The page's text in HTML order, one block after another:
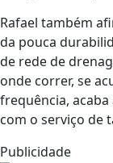
Rafael também
da pouca
de rede de
onde correr, se
frequência,
com o serviço de
Publicidade